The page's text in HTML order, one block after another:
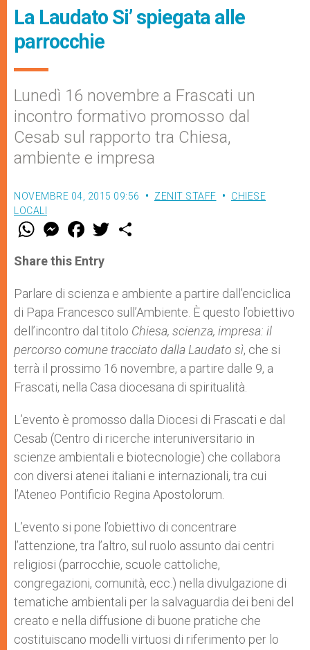
La Laudato Si’ spiegata alle
parrocchie
Lunedì 16 novembre a Frascati un
incontro formativo promosso dal
Cesab sul rapporto tra Chiesa,
ambiente e impresa
NOVEMBRE 04, 2015 09:56 ZENIT STAFF
CHIESE
LOCALI
W
t
s
p
p
M
e
s
e
g
e
r
F
a
e
b
o
k
w
r
Share this Entry
Parlare di scienza e ambiente a partire dall’enciclica
di Papa Francesco sull’Ambiente. È questo l’obiettivo
dell’incontro dal titolo Chiesa, scienza, impresa: il
percorso comune tracciato dalla Laudato sì, che si
terrà il prossimo 16 novembre, a partire dalle 9, a
Frascati, nella Casa diocesana di spiritualità.
L’evento è promosso dalla Diocesi di Frascati e dal
Cesab (Centro di ricerche interuniversitario in
scienze ambientali e biotecnologie) che collabora
con diversi atenei italiani e internazionali, tra cui
l’Ateneo Pontificio Regina Apostolorum.
L’evento si pone l’obiettivo di concentrare
l’attenzione, tra l’altro, sul ruolo assunto dai centri
religiosi (parrocchie, scuole cattoliche,
congregazioni, comunità, ecc.) nella divulgazione di
tematiche ambientali per la salvaguardia dei beni del
creato e nella diffusione di buone pratiche che
costituiscano modelli virtuosi di riferimento per lo